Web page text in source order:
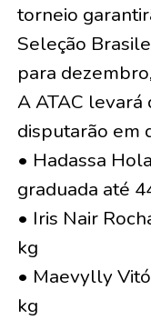
torneio
Seleção
para
A ATAC
disputarão em
• Hadassa
graduada até
• Iris Nair
kg
• Maevylly
kg